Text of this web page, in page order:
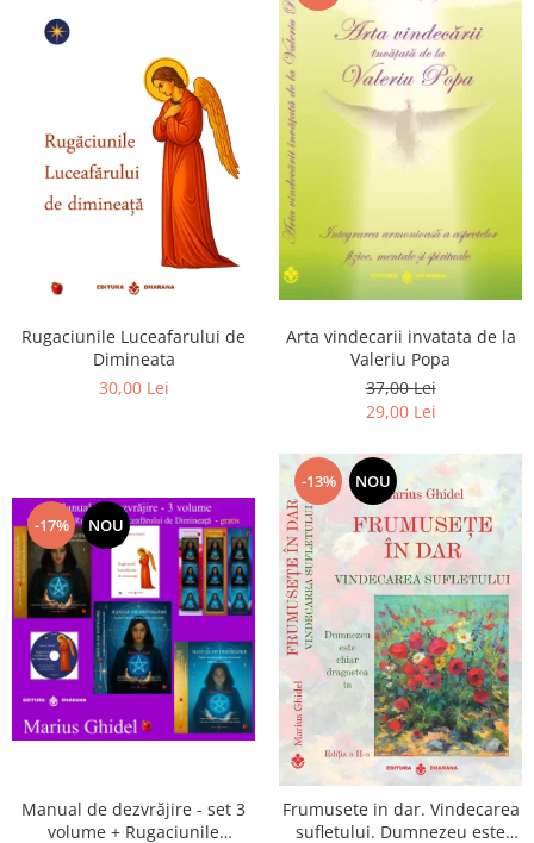
Rugaciunile Luceafarului de
Dimineata
30,00 Lei
Arta vindecarii invatata de la
Valeriu Popa
37,00 Lei
29,00 Lei
-17% NOU
Manual de dezvrăjire - set 3
volume + Rugaciunile
-13% NOU
Frumusete in dar. Vindecarea
sufletului. Dumnezeu este